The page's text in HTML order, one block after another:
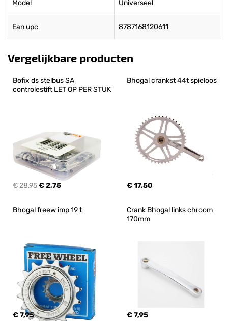
Model Universeel
Ean upc 8787168120611
Vergelijkbare producten
Bofix ds stelbus SA
controlestift LET OP PER STUK
€ 28,95€ 2,75
Bhogal crankst 44t spieloos
€ 17,50
Bhogal freew imp 19 t
€ 7,95
Crank Bhogal links chroom
170mm
€ 7,95